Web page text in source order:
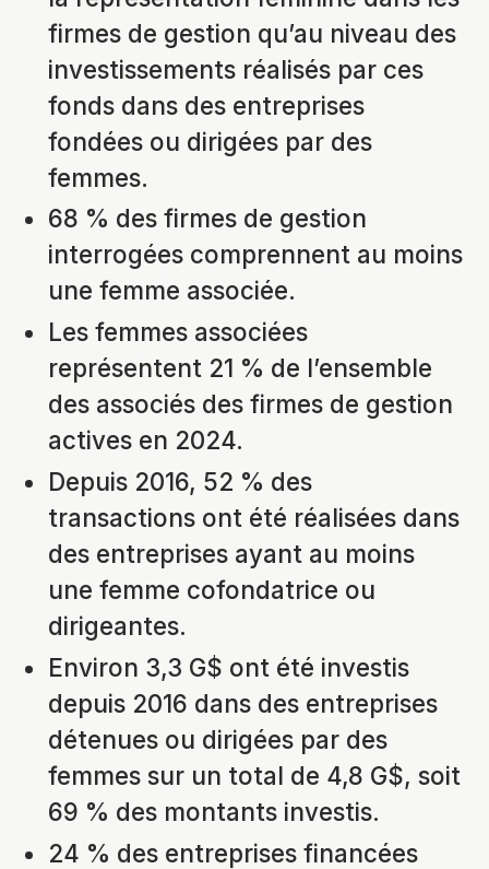
firmes de gestion qu’au niveau des
investissements réalisés par ces
fonds dans des entreprises
fondées ou dirigées par des
femmes.
68 % des firmes de gestion
interrogées comprennent au moins
une femme associée.
Les femmes associées
représentent 21 % de l’ensemble
des associés des firmes de gestion
actives en 2024.
Depuis 2016, 52 % des
transactions ont été réalisées dans
des entreprises ayant au moins
une femme cofondatrice ou
dirigeantes.
Environ 3,3 G$ ont été investis
depuis 2016 dans des entreprises
détenues ou dirigées par des
femmes sur un total de 4,8 G$, soit
69 % des montants investis.
24 % des entreprises financées